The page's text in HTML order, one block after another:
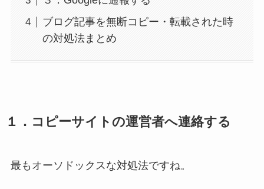
ブログ記事を無断コピー・転載された時
の対処法まとめ
１．コピーサイトの運営者へ連絡する
最もオーソドックスな対処法ですね。